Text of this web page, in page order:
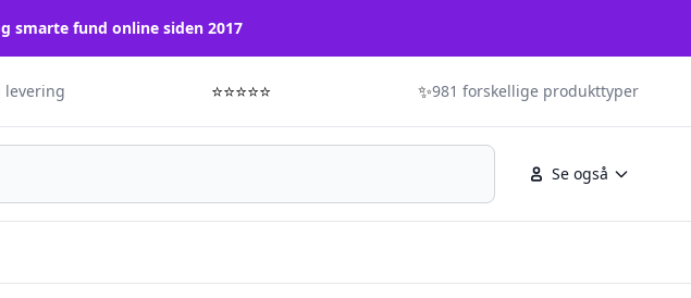
smarte fund online siden 2017
levering ⭐⭐⭐⭐⭐ ✨981 forskellige produkttyper
Se også